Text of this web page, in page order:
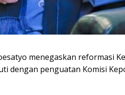
menegaskan reformasi
dengan penguatan Komisi